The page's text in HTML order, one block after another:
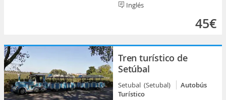
Inglés
45€
Tren turístico de
Setúbal
Setubal (Setubal)
Autobús
Turístico